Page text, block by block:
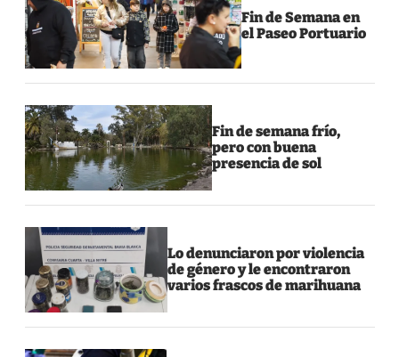
Fin de Semana en
el Paseo Portuario
Fin de semana frío,
pero con buena
presencia de sol
Lo denunciaron por violencia
de género y le encontraron
varios frascos de marihuana